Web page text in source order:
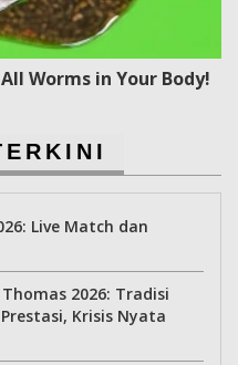
Worms in Your Body!
Live Match dan
2026: Tradisi
Krisis Nyata